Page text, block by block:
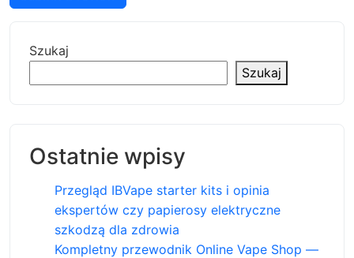
Szukaj
Szukaj
Ostatnie wpisy
Przegląd IBVape starter kits i opinia
ekspertów czy papierosy elektryczne
szkodzą dla zdrowia
Kompletny przewodnik Online Vape Shop —